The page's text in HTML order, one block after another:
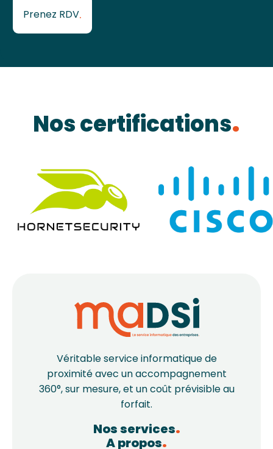
Prenez RDV
Nos certifications
Véritable service informatique de
proximité avec un accompagnement
360°, sur mesure, et un coût prévisible au
forfait.
Nos services
A propos